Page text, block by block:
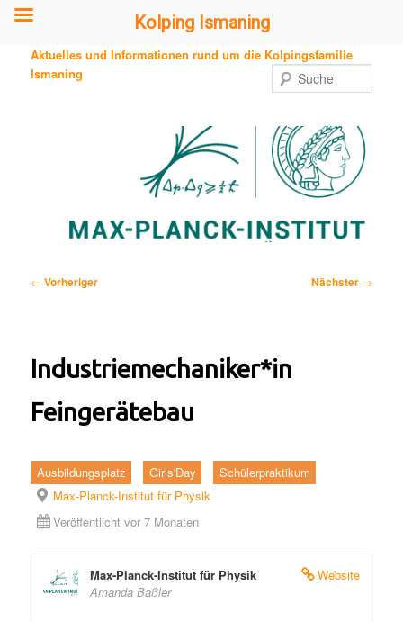
primären
Aktuelles und Informationen rund um die Kolpingsfamilie
Ismaning
Beitragsnavigation
← Vorheriger Nächster →
Industriemechaniker*in
Feingerätebau
Ausbildungsplatz Girls'Day
Schülerpraktikum
Max-Planck-Institut für Physik
Veröffentlicht vor 7 Monaten
Website
Max-Planck-Institut für Physik
Amanda Baßler
Kolping Ismaning